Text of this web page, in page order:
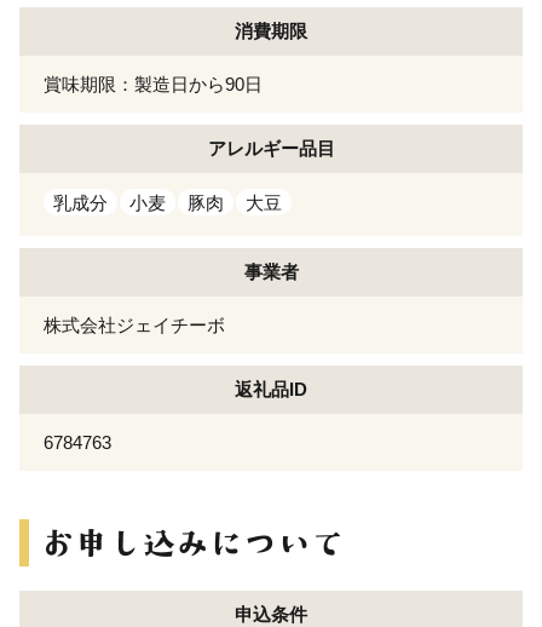
消費期限
賞味期限：製造日から90日
アレルギー品目
乳成分 小麦 豚肉 大豆
事業者
株式会社ジェイチーボ
返礼品ID
6784763
申込条件